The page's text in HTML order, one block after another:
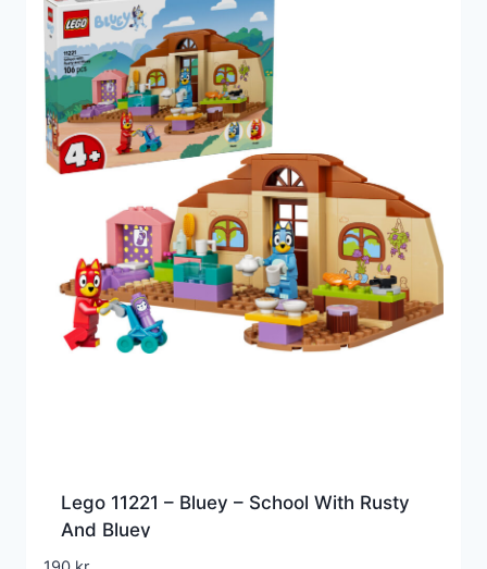
Lego 11221 – Bluey – School With Rusty
And Bluey